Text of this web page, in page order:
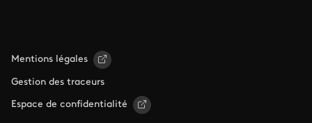
Mentions légales
Gestion des traceurs
Espace de confidentialité